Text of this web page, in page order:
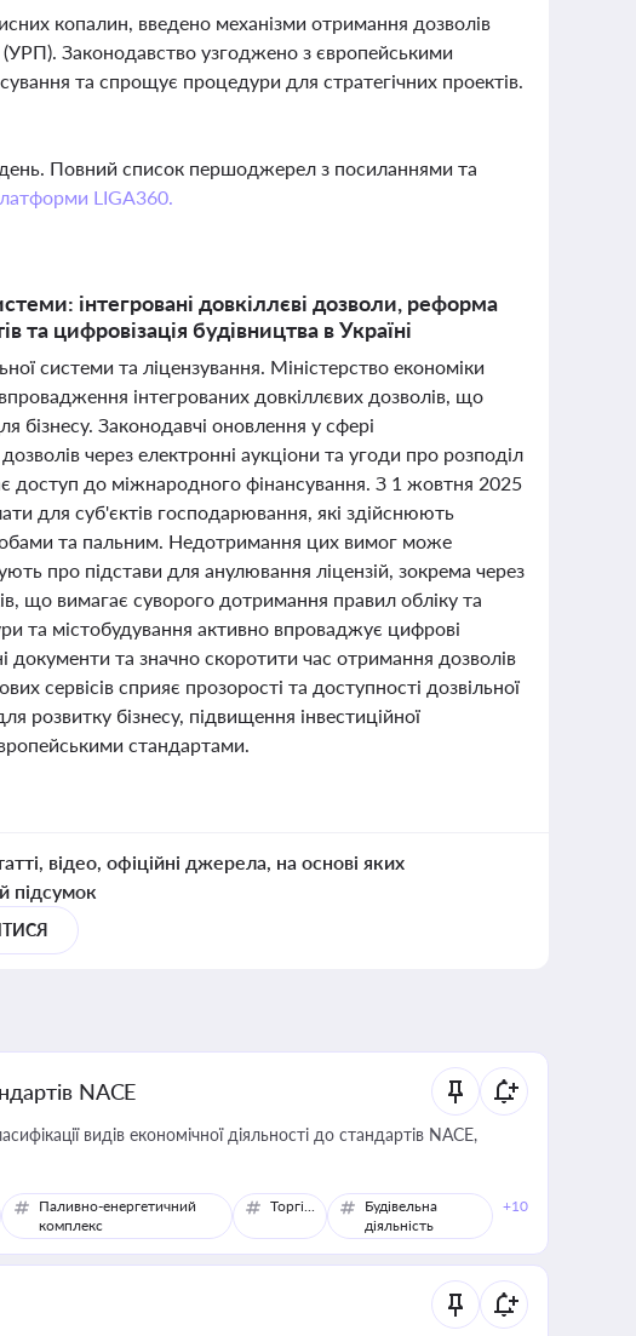
копалин, введено механізми отримання дозволів
(УРП). Законодавство узгоджено з європейськими
та спрощує процедури для стратегічних проектів.
Повний список першоджерел з посиланнями та
LIGA360.
інтегровані довкіллєві дозволи, реформа
та цифровізація будівництва в Україні
системи та ліцензування. Міністерство економіки
інтегрованих довкіллєвих дозволів, що
Законодавчі оновлення у сфері
через електронні аукціони та угоди про розподіл
доступ до міжнародного фінансування. З 1 жовтня 2025
для суб'єктів господарювання, які здійснюють
та пальним. Недотримання цих вимог може
про підстави для анулювання ліцензій, зокрема через
що вимагає суворого дотримання правил обліку та
та містобудування активно впроваджує цифрові
документи та значно скоротити час отримання дозволів
сервісів сприяє прозорості та доступності дозвільної
розвитку бізнесу, підвищення інвестиційної
стандартами.
відео, офіційні джерела, на основі яких
підсумок
NACE
видів економічної діяльності до стандартів NACE,
Паливно-енергетичний
комплекс
Торгівля
Будівельна
діяльність
+10